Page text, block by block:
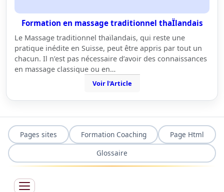
Formation en massage traditionnel thaÏlandais
Le Massage traditionnel thaïlandais, qui reste une
pratique inédite en Suisse, peut être appris par tout un
chacun. Il n’est pas nécessaire d’avoir des connaissances
en massage classique ou en…
Voir l'Article
Pages sites Formation Coaching
Page Html
Glossaire